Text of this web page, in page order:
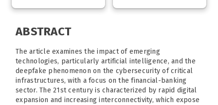
ABSTRACT
The article examines the impact of emerging
technologies, particularly artificial intelligence, and the
deepfake phenomenon on the cybersecurity of critical
infrastructures, with a focus on the financial-banking
sector. The 21st century is characterized by rapid digital
expansion and increasing interconnectivity, which expose